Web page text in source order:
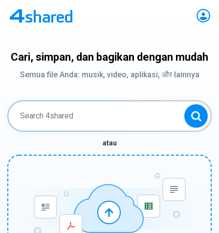
Cari, simpan, dan bagikan dengan mudah
Semua file Anda: musik, video, aplikasi, और lainnya
atau